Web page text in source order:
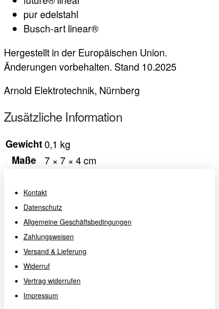
pur edelstahl
Busch-art linear®
Hergestellt in der Europäischen Union.
Änderungen vorbehalten. Stand 10.2025
Arnold Elektrotechnik, Nürnberg
Zusätzliche Information
Gewicht0,1 kg
Maße 7 × 7 × 4 cm
Kontakt
Datenschutz
Allgemeine Geschäftsbedingungen
Zahlungsweisen
Versand & Lieferung
Widerruf
Vertrag widerrufen
Impressum